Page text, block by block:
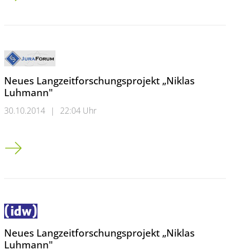
Neues Langzeitforschungsprojekt „Niklas
Luhmann"
30.10.2014 | 22:04 Uhr
Neues Langzeitforschungsprojekt „Niklas Luhmann"
Neues Langzeitforschungsprojekt „Niklas
Luhmann"